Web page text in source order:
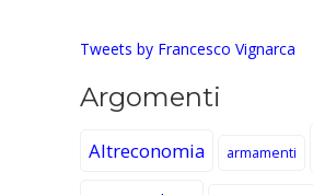
Tweets by Francesco Vignarca
Argomenti
Altreconomia armamenti